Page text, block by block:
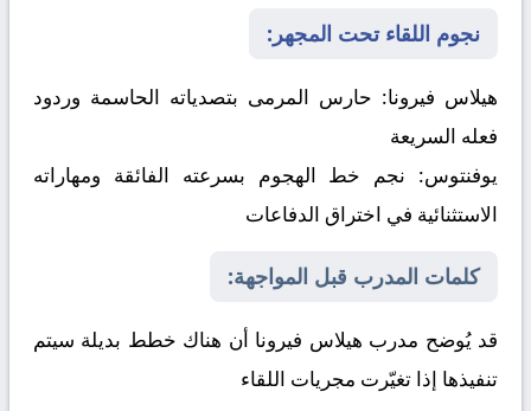
نجوم اللقاء تحت المجهر:
هيلاس فيرونا: حارس المرمى بتصدياته الحاسمة وردود
فعله السريعة
يوفنتوس: نجم خط الهجوم بسرعته الفائقة ومهاراته
الاستثنائية في اختراق الدفاعات
كلمات المدرب قبل المواجهة:
قد يُوضح مدرب هيلاس فيرونا أن هناك خطط بديلة سيتم
تنفيذها إذا تغيّرت مجريات اللقاء